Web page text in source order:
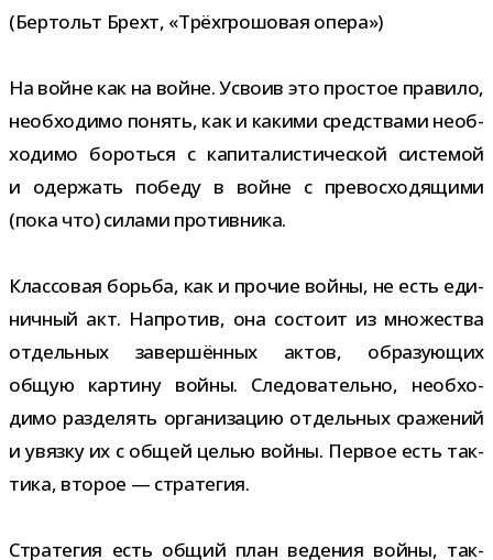
(Бертольт Брехт, «Трёхгрошовая опера»)
На войне как на войне. Усвоив это про­стое пра­вило,
необ­хо­димо понять, как и какими сред­ствами необ­
хо­димо бороться с капи­та­ли­сти­че­ской систе­мой
и одер­жать победу в войне с пре­вос­хо­дя­щими
(пока что) силами противника.
Классовая борьба, как и про­чие войны, не есть еди­
нич­ный акт. Напротив, она состоит из мно­же­ства
отдель­ных завер­шён­ных актов, обра­зу­ю­щих
общую кар­тину войны. Следовательно, необ­хо­
димо раз­де­лять орга­ни­за­цию отдель­ных сра­же­ний
и увязку их с общей целью войны. Первое есть так­
тика, вто­рое — стратегия.
Стратегия есть общий план веде­ния войны, так­